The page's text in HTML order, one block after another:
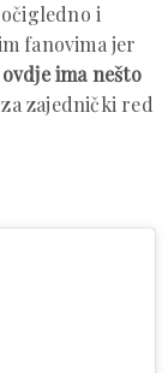
i
fanovima jer
ima nešto
zajednički red